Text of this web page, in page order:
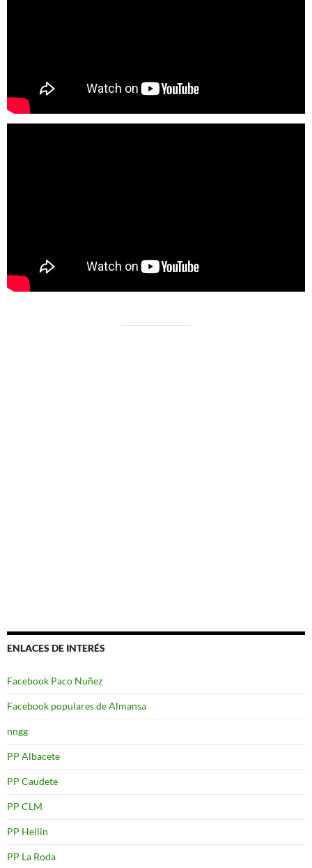
ENLACES DE INTERÉS
Facebook Paco Nuñez
Facebook populares de Almansa
nngg
PP Albacete
PP Caudete
PP CLM
PP Hellin
PP La Roda